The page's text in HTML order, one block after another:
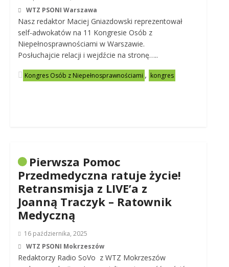
WTZ PSONI Warszawa
Nasz redaktor Maciej Gniazdowski reprezentował
self-adwokatów na 11 Kongresie Osób z
Niepełnosprawnościami w Warszawie.
Posłuchajcie relacji i wejdźcie na stronę…..
Kongres Osób z Niepełnosprawnościami , kongres
Pierwsza Pomoc
Przedmedyczna ratuje życie!
Retransmisja z LIVE’a z
Joanną Traczyk – Ratownik
Medyczną
16 października, 2025
WTZ PSONI Mokrzeszów
Redaktorzy Radio SoVo z WTZ Mokrzeszów